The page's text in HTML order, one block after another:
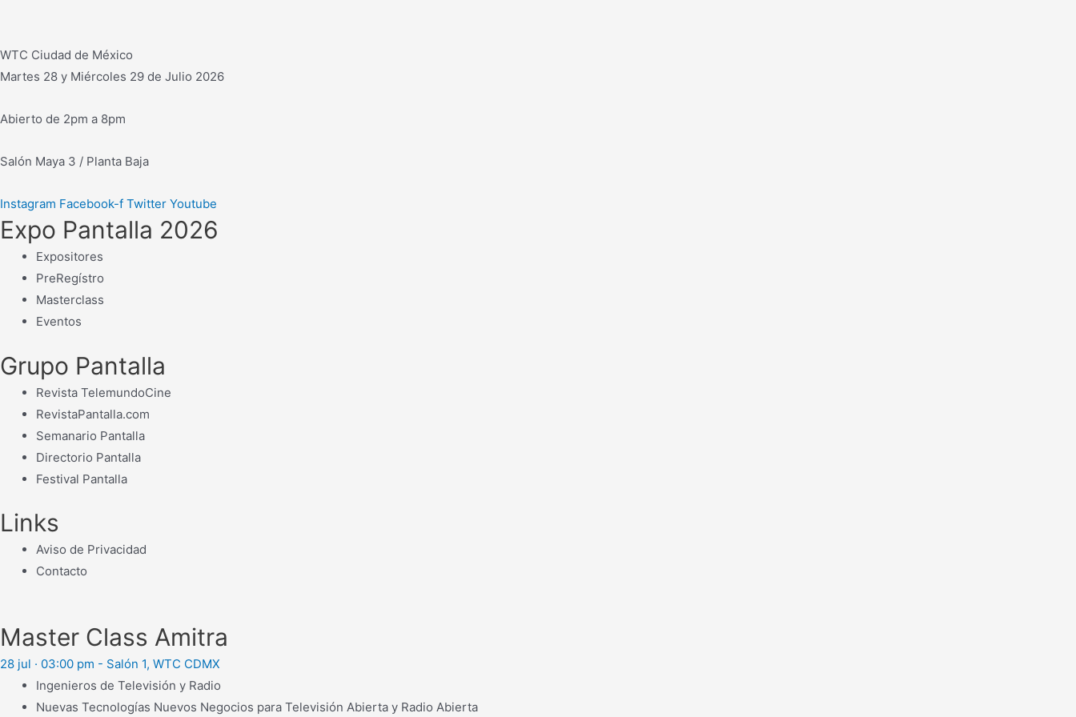
WTC Ciudad de México
Martes 28 y Miércoles 29 de Julio 2026
Abierto de 2pm a 8pm
Salón Maya 3 / Planta Baja
Instagram Facebook-f Twitter Youtube
Expo Pantalla 2026
Expositores
PreRegístro
Masterclass
Eventos
Grupo Pantalla
Revista TelemundoCine
RevistaPantalla.com
Semanario Pantalla
Directorio Pantalla
Festival Pantalla
Links
Aviso de Privacidad
Contacto
Master Class Amitra
28 jul · 03:00 pm - Salón 1, WTC CDMX
Ingenieros de Televisión y Radio
Nuevas Tecnologías Nuevos Negocios para Televisión Abierta y Radio Abierta